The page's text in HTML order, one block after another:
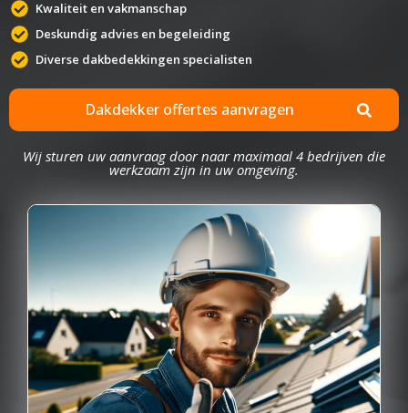
Kwaliteit en vakmanschap
Deskundig advies en begeleiding
Diverse dakbedekkingen specialisten
Dakdekker offertes aanvragen
Wij sturen uw aanvraag door naar maximaal 4 bedrijven die
werkzaam zijn in uw omgeving.